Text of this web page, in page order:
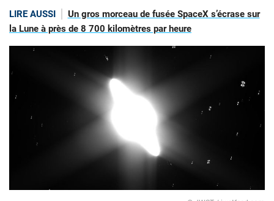
LIRE AUSSI
Un gros morceau de fusée SpaceX s’écrase sur
la Lune à près de 8 700 kilomètres par heure